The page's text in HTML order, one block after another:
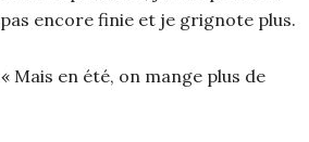
encore finie et je grignote plus.
Mais en été, on mange plus de